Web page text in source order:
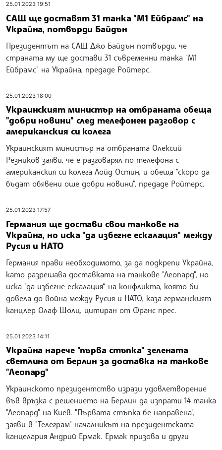
25.01.2023 19:51
САЩ ще доставят 31 танка "М1 Ейбрамс" на
Украйна, потвърди Байдън
Президентът на САЩ Джо Байдън потвърди, че
страната му ще достави 31 съвременни танка "М1
Ейбрамс" на Украйна, предаде Ройтерс.
25.01.2023 18:00
Украинският министър на отбраната обеща
"добри новини" след телефонен разговор с
американския си колега
Украинският министър на отбраната Олексий
Резников заяви, че е разговарял по телефона с
американския си колега Лойд Остин, и обеща "скоро да
бъдат обявени още добри новини", предаде Ройтерс.
25.01.2023 17:57
Германия ще достави свои танкове на
Украйна, но иска "да избегне ескалация" между
Русия и НАТО
Германия прави необходимото, за да подкрепи Украйна,
като разрешава доставката на танкове "Леопард", но
иска "да избегне ескалация“ на конфликта, която би
довела до война между Русия и НАТО, каза германският
канцлер Олаф Шолц, цитиран от Франс прес.
25.01.2023 14:11
Украйна нарече "първа стъпка" зелената
светлина от Берлин за доставка на танкове
"Леопард"
Украинското президентство изрази удовлетворение
във връзка с решението на Берлин да изпрати 14 танка
"Леопард" на Киев. "Първата стъпка бе направена",
заяви в "Телеграм" началникът на президентската
канцелария Андрий Ермак. Ермак призова и други